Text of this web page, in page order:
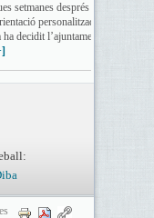
setmanes després ja havia
personalitzada degut a la
ha decidit l’ajuntament a